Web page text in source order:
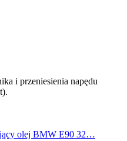
i przeniesienia napędu
olej BMW E90 32…